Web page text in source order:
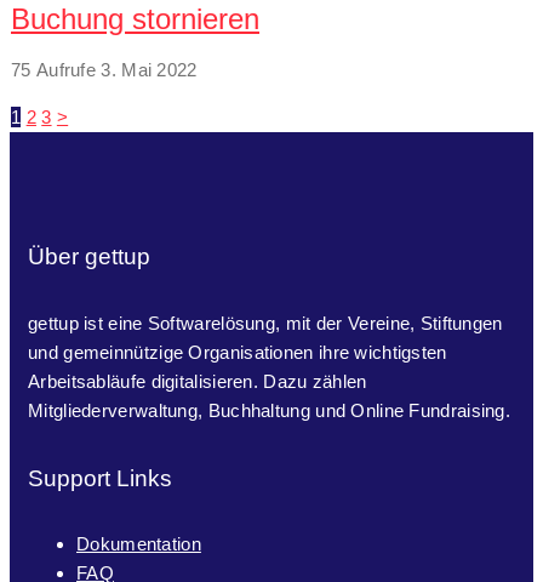
Buchung stornieren
75 Aufrufe 3. Mai 2022
Seitennummerierung
1 2 3 >
Über gettup
gettup ist eine Softwarelösung, mit der Vereine, Stiftungen
und gemeinnützige Organisationen ihre wichtigsten
Arbeitsabläufe digitalisieren. Dazu zählen
Mitgliederverwaltung, Buchhaltung und Online Fundraising.
Support Links
Dokumentation
FAQ